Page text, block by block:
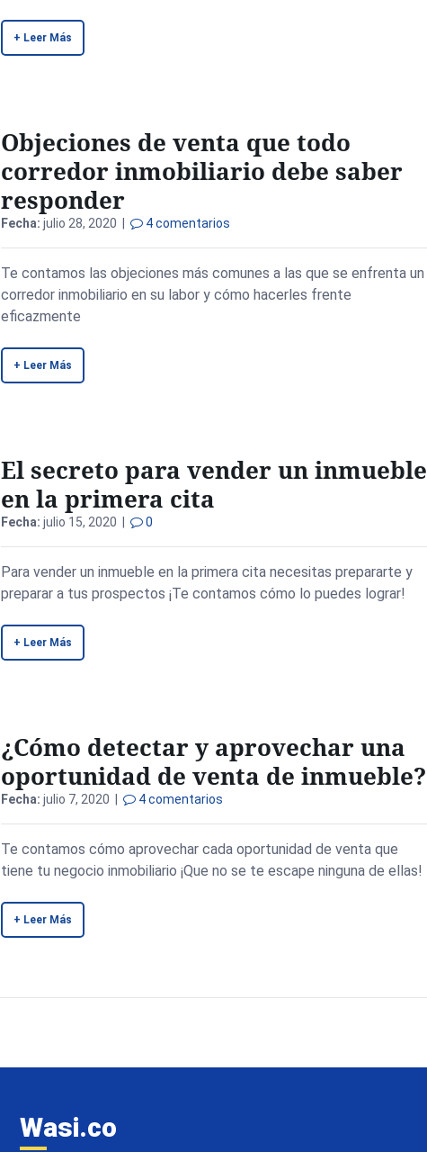
+ Leer Más
Objeciones de venta que todo
corredor inmobiliario debe saber
responder
Fecha: julio 28, 2020 | 4 comentarios
Te contamos las objeciones más comunes a las que se enfrenta un
corredor inmobiliario en su labor y cómo hacerles frente
eficazmente
+ Leer Más
El secreto para vender un inmueble
en la primera cita
Fecha: julio 15, 2020 | 0
Para vender un inmueble en la primera cita necesitas prepararte y
preparar a tus prospectos ¡Te contamos cómo lo puedes lograr!
+ Leer Más
¿Cómo detectar y aprovechar una
oportunidad de venta de inmueble?
Fecha: julio 7, 2020 | 4 comentarios
Te contamos cómo aprovechar cada oportunidad de venta que
tiene tu negocio inmobiliario ¡Que no se te escape ninguna de ellas!
+ Leer Más
Wasi.co